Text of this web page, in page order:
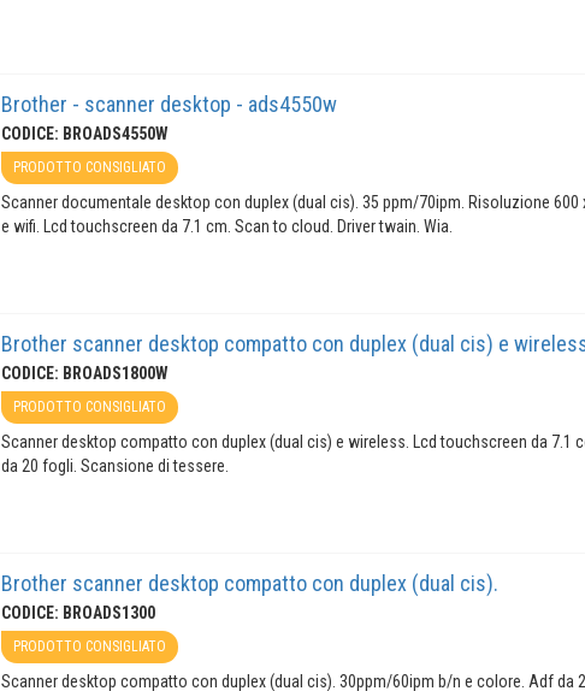
Brother - scanner desktop - ads4550w
CODICE: BROADS4550W
PRODOTTO CONSIGLIATO
Scanner documentale desktop con duplex (dual cis). 35 ppm/70ipm. Risoluzione 600
e wifi. Lcd touchscreen da 7.1 cm. Scan to cloud. Driver twain. Wia.
Brother scanner desktop compatto con duplex (dual cis) e
CODICE: BROADS1800W
PRODOTTO CONSIGLIATO
Scanner desktop compatto con duplex (dual cis) e wireless. Lcd touchscreen da 7.1
da 20 fogli. Scansione di tessere.
Brother scanner desktop compatto con duplex (dual cis).
CODICE: BROADS1300
PRODOTTO CONSIGLIATO
Scanner desktop compatto con duplex (dual cis). 30ppm/60ipm b/n e colore. Adf da